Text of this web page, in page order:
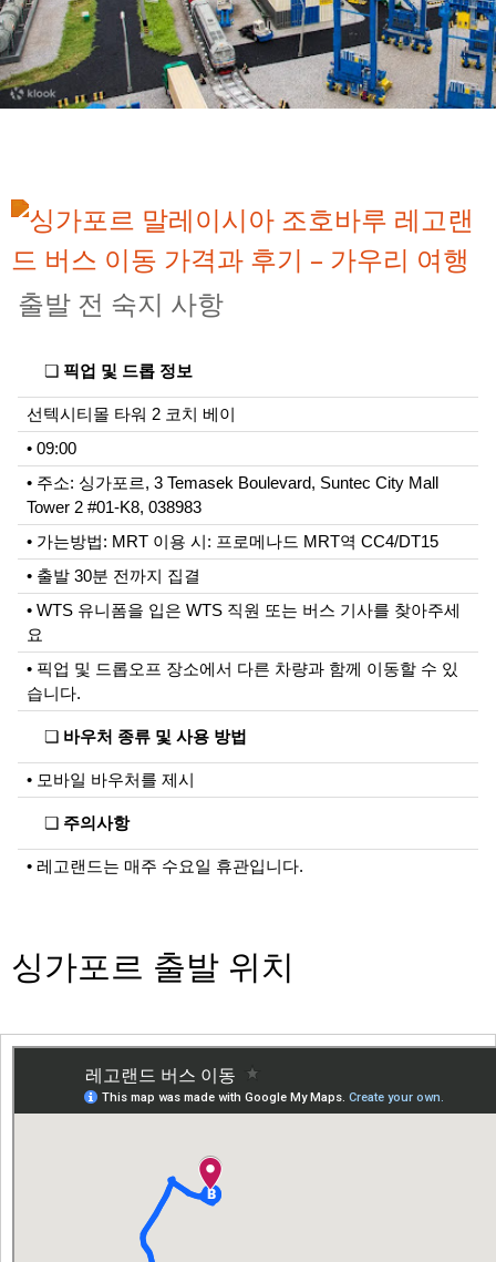
출발 전 숙지 사항
❏ 픽업 및 드롭 정보
선텍시티몰 타워 2 코치 베이
• 09:00
• 주소: 싱가포르, 3 Temasek Boulevard, Suntec City Mall
Tower 2 #01-K8, 038983
• 가는방법: MRT 이용 시: 프로메나드 MRT역 CC4/DT15
• 출발 30분 전까지 집결
• WTS 유니폼을 입은 WTS 직원 또는 버스 기사를 찾아주세
요
• 픽업 및 드롭오프 장소에서 다른 차량과 함께 이동할 수 있
습니다.
❏ 바우처 종류 및 사용 방법
• 모바일 바우처를 제시
❏ 주의사항
• 레고랜드는 매주 수요일 휴관입니다.
싱가포르 출발 위치